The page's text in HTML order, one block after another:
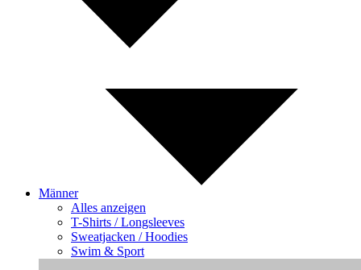
Männer
Alles anzeigen
T-Shirts / Longsleeves
Sweatjacken / Hoodies
Swim & Sport